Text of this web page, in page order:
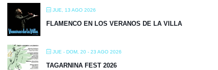
JUE, 13 AGO 2026
FLAMENCO EN LOS VERANOS DE LA VILLA
JUE - DOM, 20 - 23 AGO 2026
TAGARNINA FEST 2026